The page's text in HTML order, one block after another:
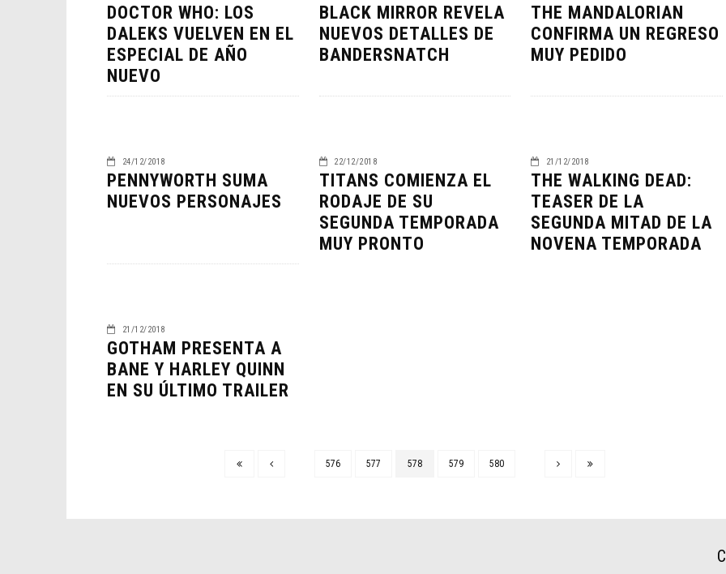
DOCTOR WHO: LOS
DALEKS VUELVEN EN EL
ESPECIAL DE AÑO
NUEVO
BLACK MIRROR REVELA
NUEVOS DETALLES DE
BANDERSNATCH
THE MANDALORIAN
CONFIRMA UN REGRESO
MUY PEDIDO
24/12/2018
PENNYWORTH SUMA
NUEVOS PERSONAJES
22/12/2018
TITANS COMIENZA EL
RODAJE DE SU
SEGUNDA TEMPORADA
MUY PRONTO
21/12/2018
THE WALKING DEAD:
TEASER DE LA
SEGUNDA MITAD DE LA
NOVENA TEMPORADA
21/12/2018
GOTHAM PRESENTA A
BANE Y HARLEY QUINN
EN SU ÚLTIMO TRAILER
576 577 578 579 580
ORLANDO BLOOM AFIRMA
BATMAN
DÍA ESTÁ IMPARABLE